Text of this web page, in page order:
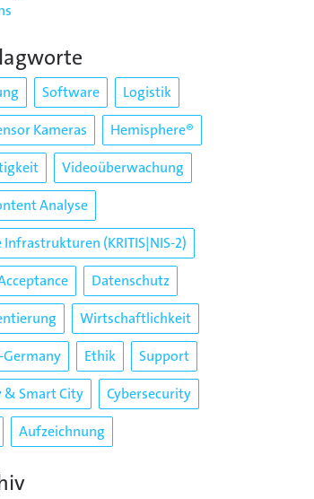
Software
Logistik
Kameras
Hemisphere®
Videoüberwachung
Analyse
Infrastrukturen (KRITIS|NIS-2)
Datenschutz
Wirtschaftlichkeit
Ethik
Support
& Smart City
Cybersecurity
Aufzeichnung